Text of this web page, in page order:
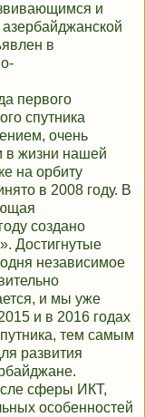
и
в
первого
спутника
очень
в жизни нашей
на орбиту
в 2008 году. В
создано
Достигнутые
независимое
и мы уже
и в 2016 годах
тем самым
развития
сферы ИКТ,
особенностей